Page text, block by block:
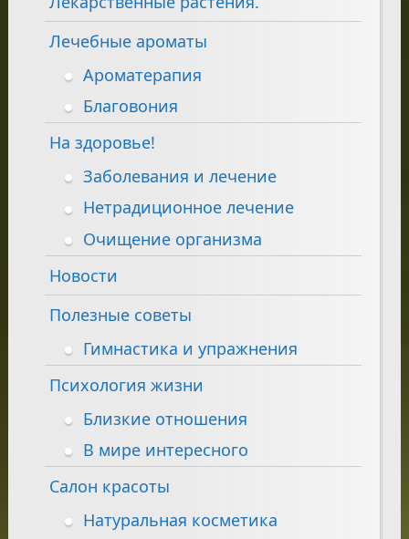
Лечебные ароматы
Ароматерапия
Благовония
На здоровье!
Заболевания и лечение
Нетрадиционное лечение
Очищение организма
Новости
Полезные советы
Гимнастика и упражнения
Психология жизни
Близкие отношения
В мире интересного
Салон красоты
Натуральная косметика